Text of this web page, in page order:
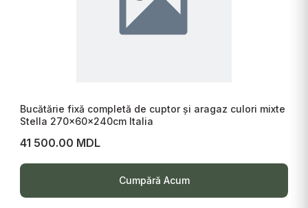
Bucătărie fixă completă de cuptor și aragaz culori mixte
Stella 270x60x240cm Italia
41 500.00 MDL
Cumpără Acum